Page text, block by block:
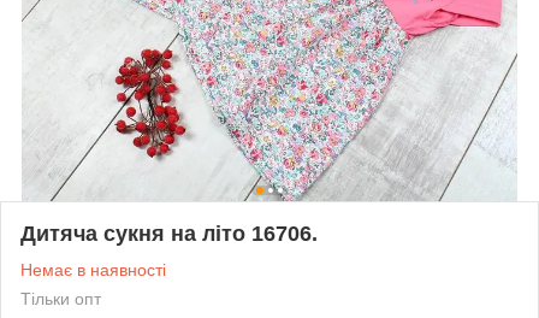
Дитяча сукня на літо 16706.
Немає в наявності
Тільки опт